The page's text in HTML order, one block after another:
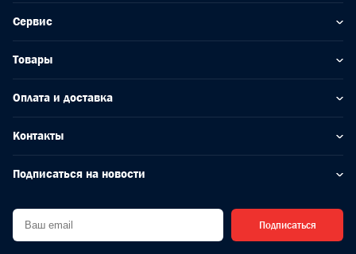
Сервис
Товары
Оплата и доставка
Контакты
Подписаться на новости
Подписаться